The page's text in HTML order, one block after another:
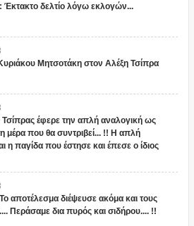
Έκτακτο δελτίο λόγω εκλογών...
Μητσοτάκη στον Αλέξη Τσίπρα
έφερε την απλή αναλογική ως
μέρα που θα συντριβεί... !! Η απλή
η παγίδα που έστησε και έπεσε ο ίδιος
αποτέλεσμα διέψευσε ακόμα και τους
Περάσαμε δια πυρός και σιδήρου.... !!